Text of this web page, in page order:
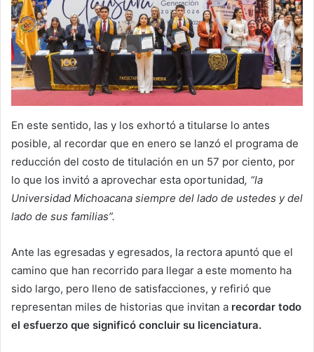
En este sentido, las y los exhortó a titularse lo antes
posible, al recordar que en enero se lanzó el programa de
reducción del costo de titulación en un 57 por ciento, por
lo que los invitó a aprovechar esta oportunidad, “la
Universidad Michoacana siempre del lado de ustedes y del
lado de sus familias”.
Ante las egresadas y egresados, la rectora apuntó que el
camino que han recorrido para llegar a este momento ha
sido largo, pero lleno de satisfacciones, y refirió que
representan miles de historias que invitan a recordar todo
el esfuerzo que significó concluir su licenciatura.